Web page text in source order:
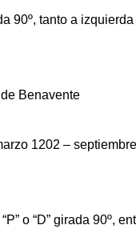
90º, tanto a
1202 –
o “D” girada 90º,